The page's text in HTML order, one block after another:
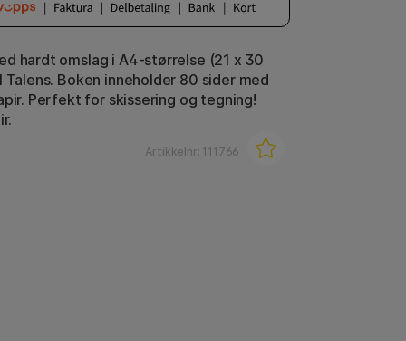
hardt omslag i A4-størrelse (21 x 30
Talens. Boken inneholder 80 sider med
Perfekt for skissering og tegning!
Artikkelnr: 111766